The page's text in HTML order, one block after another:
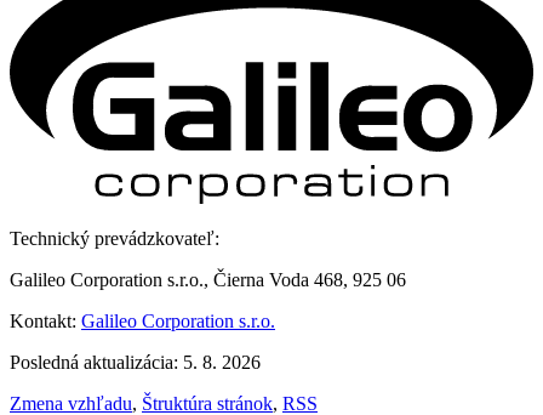
Technický prevádzkovateľ:
Galileo Corporation s.r.o., Čierna Voda 468, 925 06
Kontakt: Galileo Corporation s.r.o.
Posledná aktualizácia: 5. 8. 2026
Zmena vzhľadu, Štruktúra stránok, RSS